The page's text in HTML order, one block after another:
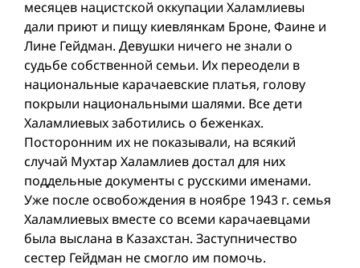
месяцев нацистской оккупации Халамлиевы
дали приют и пищу киевлянкам Броне, Фаине и
Лине Гейдман. Девушки ничего не знали о
судьбе собственной семьи. Их переодели в
национальные карачаевские платья, голову
покрыли национальными шалями. Все дети
Халамлиевых заботились о беженках.
Посторонним их не показывали, на всякий
случай Мухтар Халамлиев достал для них
поддельные документы с русскими именами.
Уже после освобождения в ноябре 1943 г. семья
Халамлиевых вместе со всеми карачаевцами
была выслана в Казахстан. Заступничество
сестер Гейдман не смогло им помочь.